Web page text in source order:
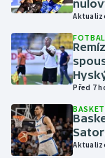
Krasobruslení
Lezení
Lyže a
Moderní pětiboj
Motorsport
FOTBAL
Před 7